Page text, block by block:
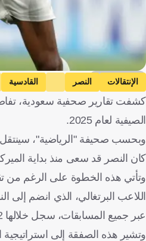
Getty Images
الإنتقالات النصر القادسية
كشفت تقارير صحفية سعودية،
الصيفية لعام 2025.
وبحسب صحيفة "الرياضية"، سينتقل
كان النصر قد سعى منذ بداية
وتأتي هذه الخطوة على الرغم من
عبر جميع المسابقات، سجل خلالها 12 هدفًا وصنع 16 تمريرة حاسمة.
وتشير هذه الصفقة إلى